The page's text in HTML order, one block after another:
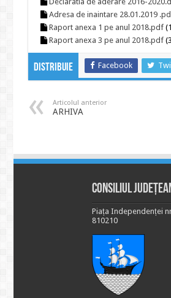
Adresa de inaintare 28.01.2019
Raport anexa 1 pe anul 2018.pdf
Raport anexa 3 pe anul 2018.pdf
Distribuie Facebook
Articolul anterior
ARHIVA
Consiliul
Piața Independenței
810210